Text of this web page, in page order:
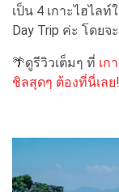
เป็น 4 เกาะไฮไลท์
Day Trip ค่ะ โดย
🌴ดูรีวิวเต็มๆ ที่ เก
ชิลสุดๆ ต้องที่นี่เลย!